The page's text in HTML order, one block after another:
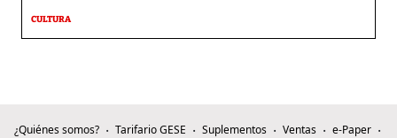
CULTURA
¿Quiénes somos? Tarifario GESE Suplementos Ventas
e-Paper